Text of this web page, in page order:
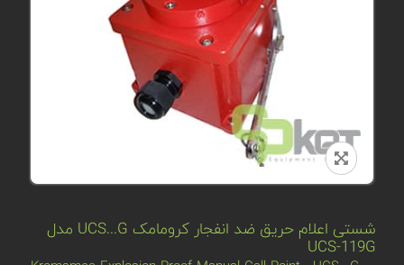
شستی اعلام حریق ضد انفجار کرومامک UCS...G مدل
UCS-119G